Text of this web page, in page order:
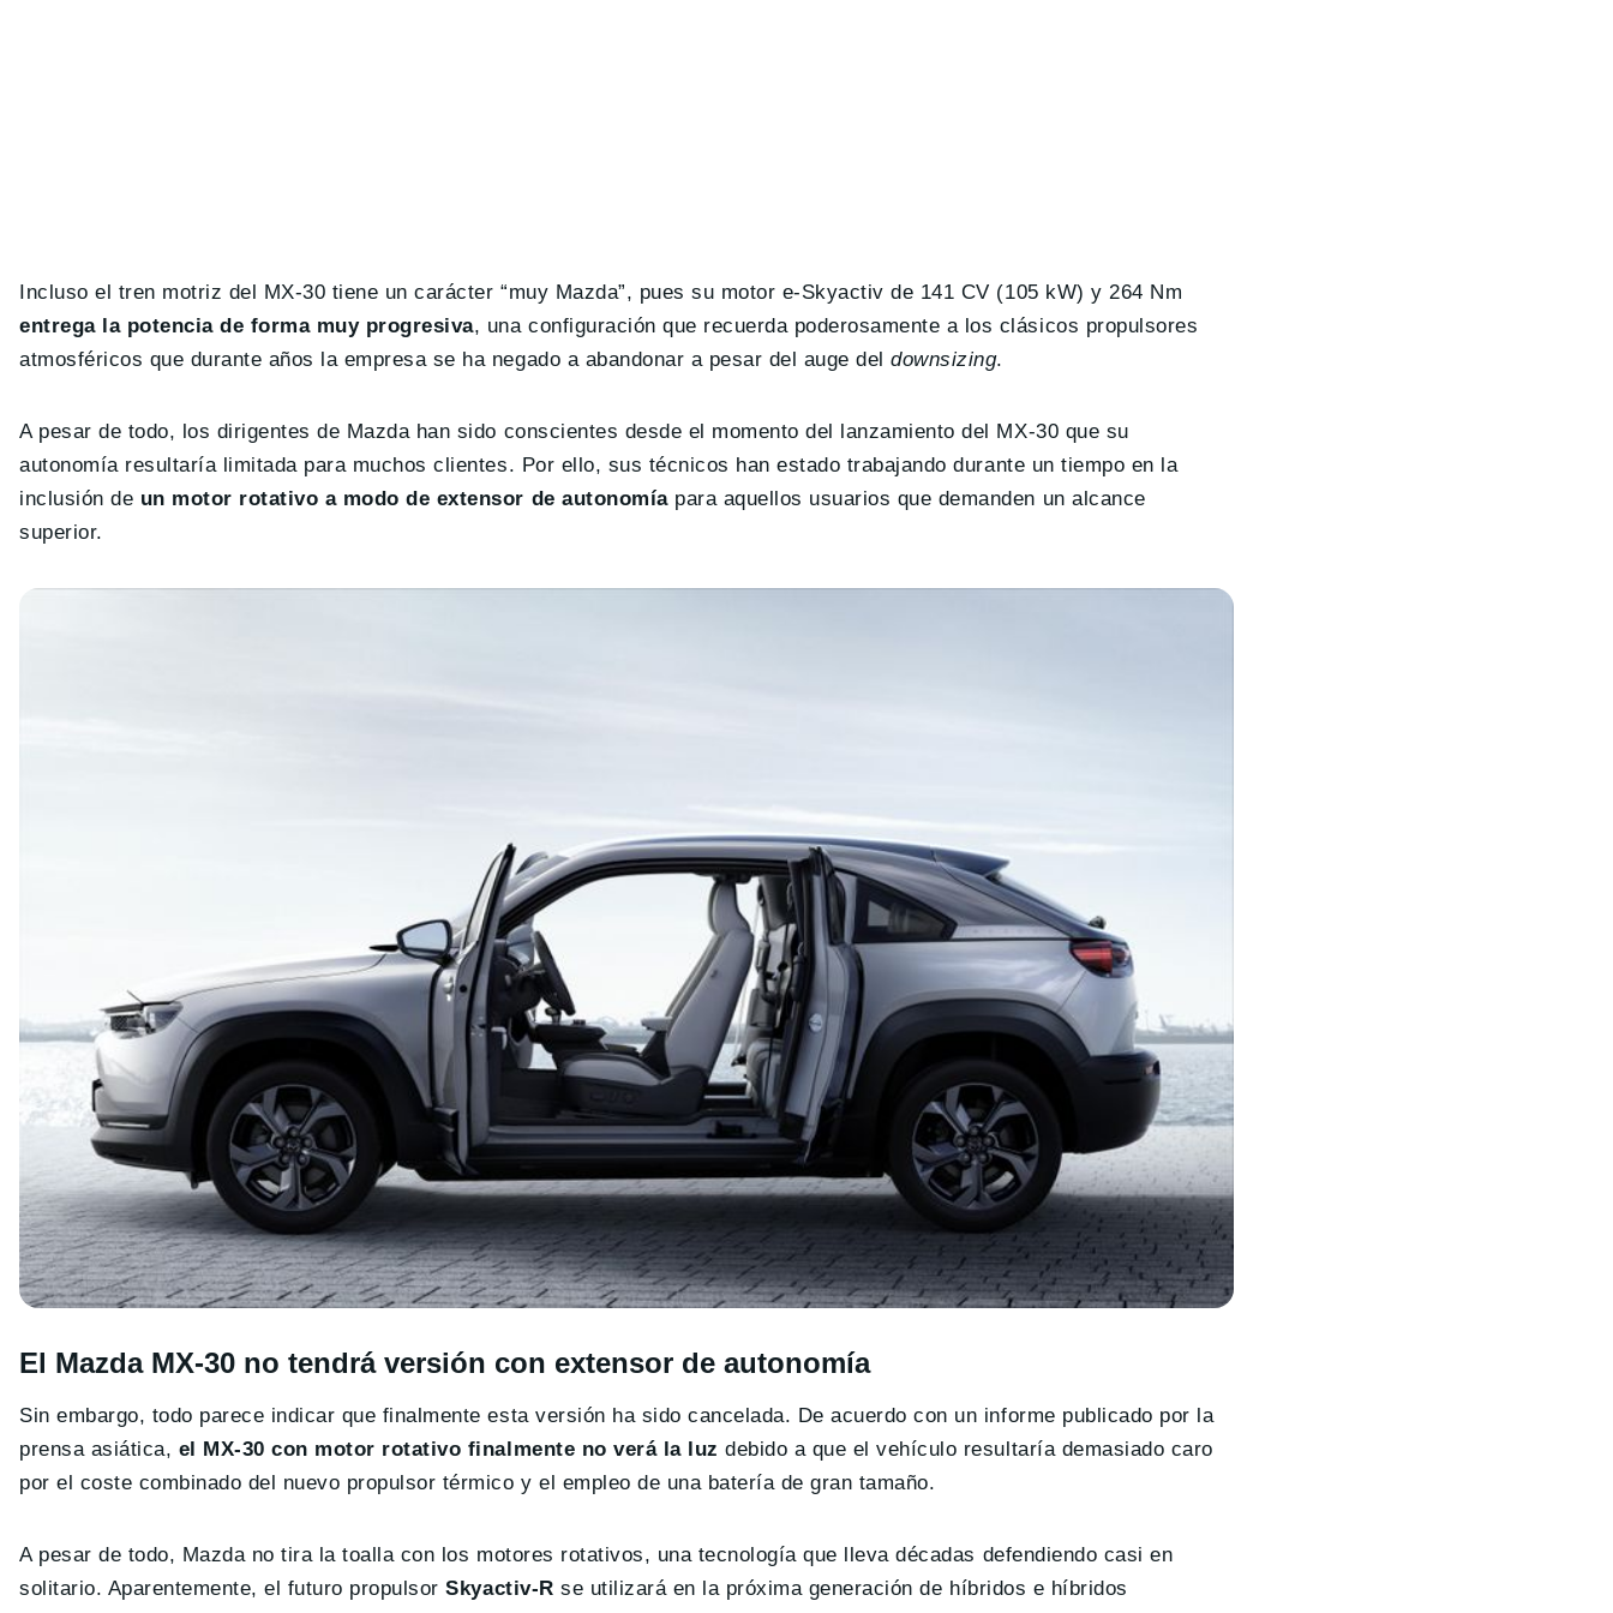
Incluso el tren motriz del MX-30 tiene un carácter “muy Mazda”, pues su motor e-Skyactiv de 141 CV (105 kW) y 264 Nm
entrega la potencia de forma muy progresiva, una configuración que recuerda poderosamente a los clásicos propulsores
atmosféricos que durante años la empresa se ha negado a abandonar a pesar del auge deldownsizing.
A pesar de todo, los dirigentes de Mazda han sido conscientes desde el momento del lanzamiento del MX-30 que su
autonomía resultaría limitada para muchos clientes. Por ello, sus técnicos han estado trabajando durante un tiempo en la
inclusión de un motor rotativo a modo de extensor de autonomíapara aquellos usuarios que demanden un alcance
superior.
El Mazda MX-30 no tendrá versión con extensor de autonomía
Sin embargo, todo parece indicar que finalmente esta versión ha sido cancelada. De acuerdo con un informe publicado por la
prensa asiática, el MX-30 con motor rotativo finalmente no verá la luz debido a que el vehículo resultaría demasiado caro
por el coste combinado del nuevo propulsor térmico y el empleo de una batería de gran tamaño.
A pesar de todo, Mazda no tira la toalla con los motores rotativos, una tecnología que lleva décadas defendiendo casi en
solitario. Aparentemente, el futuro propulsorSkyactiv-R se utilizará en la próxima generación de híbridos e híbridos